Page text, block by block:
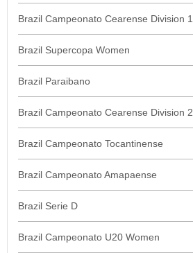
Brazil Campeonato Cearense Division 1
Brazil Supercopa Women
Brazil Paraibano
Brazil Campeonato Cearense Division 2
Brazil Campeonato Tocantinense
Brazil Campeonato Amapaense
Brazil Serie D
Brazil Campeonato U20 Women